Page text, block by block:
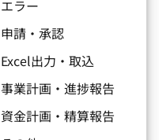
エラー
申請・承認
Excel出力・取込
事業計画・進捗報告
資金計画・精算報告